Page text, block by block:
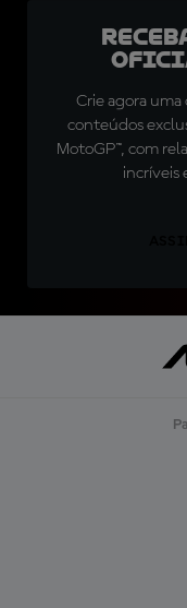
Crie agora uma
conteúdos
MotoGP™, com
incríveis